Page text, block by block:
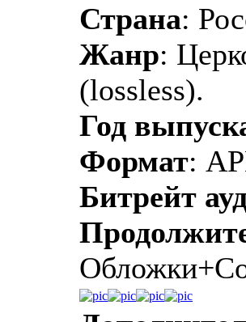
Страна:
Жанр:
(lossless).
Год
Формат:
Битрейт